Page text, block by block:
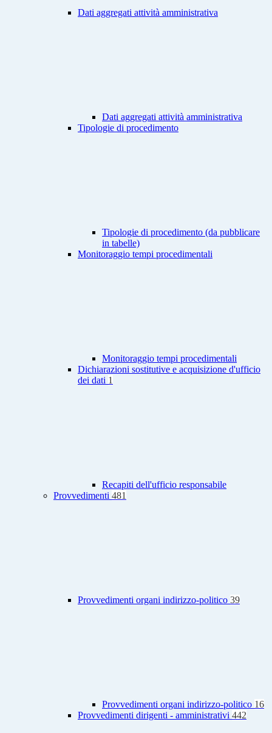
Dati aggregati attività amministrativa
Dati aggregati attività amministrativa
Tipologie di procedimento
Tipologie di procedimento (da pubblicare
in tabelle)
Monitoraggio tempi procedimentali
Monitoraggio tempi procedimentali
Dichiarazioni sostitutive e acquisizione d'ufficio
dei dati 1
Recapiti dell'ufficio responsabile
Provvedimenti 481
Provvedimenti organi indirizzo-politico 39
Provvedimenti organi indirizzo-politico 16
Provvedimenti dirigenti - amministrativi 442